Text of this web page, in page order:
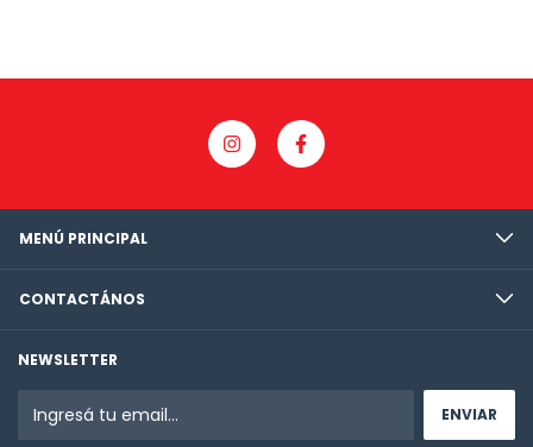
MENÚ PRINCIPAL
CONTACTÁNOS
NEWSLETTER